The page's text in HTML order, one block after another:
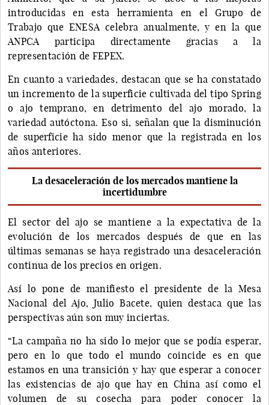
introducidas en esta herramienta en el Grupo de
Trabajo que ENESA celebra anualmente, y en la que
ANPCA participa directamente gracias a la
representación de FEPEX.
En cuanto a variedades, destacan que se ha constatado
un incremento de la superficie cultivada del tipo Spring
o ajo temprano, en detrimento del ajo morado, la
variedad autóctona. Eso si, señalan que la disminución
de superficie ha sido menor que la registrada en los
años anteriores.
La desaceleración de los mercados mantiene la
incertidumbre
El sector del ajo se mantiene a la expectativa de la
evolución de los mercados después de que en las
últimas semanas se haya registrado una desaceleración
continua de los precios en origen.
Así lo pone de manifiesto el presidente de la Mesa
Nacional del Ajo, Julio Bacete, quien destaca que las
perspectivas aún son muy inciertas.
“La campaña no ha sido lo mejor que se podía esperar,
pero en lo que todo el mundo coincide es en que
estamos en una transición y hay que esperar a conocer
las existencias de ajo que hay en China así como el
volumen de su cosecha para poder conocer la